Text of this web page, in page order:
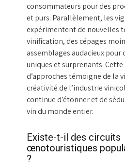
consommateurs pour des
et purs. Parallèlement, les
expérimentent de nouvelles
vinification, des cépages
assemblages audacieux pour
uniques et surprenants.
d’approches témoigne de la
créativité de l’industrie
continue d’étonner et de
vin du monde entier.
Existe-t-il des circuits
œnotouristiques
?